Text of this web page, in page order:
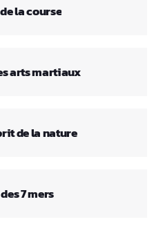
la course
arts martiaux
de la nature
7 mers